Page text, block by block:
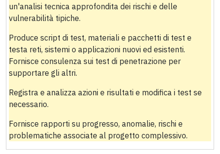
un'analisi tecnica approfondita dei rischi e delle
vulnerabilità tipiche.
Produce script di test, materiali e pacchetti di test e
testa reti, sistemi o applicazioni nuovi ed esistenti.
Fornisce consulenza sui test di penetrazione per
supportare gli altri.
Registra e analizza azioni e risultati e modifica i test se
necessario.
Fornisce rapporti su progresso, anomalie, rischi e
problematiche associate al progetto complessivo.